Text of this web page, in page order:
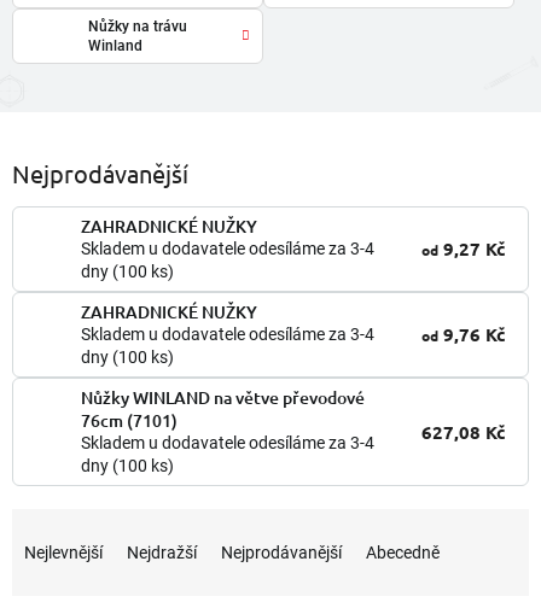
Nůžky na trávu
Winland
Nejprodávanější
ZAHRADNICKÉ NUŽKY
Skladem u dodavatele odesíláme za 3-4
dny (100 ks)
od 9,27 Kč
ZAHRADNICKÉ NUŽKY
Skladem u dodavatele odesíláme za 3-4
dny (100 ks)
od 9,76 Kč
Nůžky WINLAND na větve převodové
76cm (7101)
Skladem u dodavatele odesíláme za 3-4
dny (100 ks)
627,08 Kč
Nejlevnější Nejdražší Nejprodávanější Abecedně